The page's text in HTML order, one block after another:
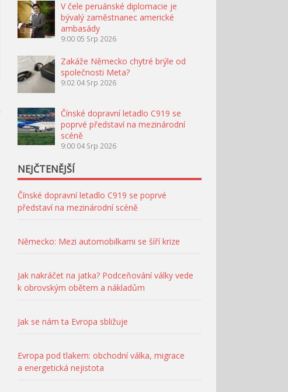
V čele peruánské diplomacie je
bývalý zaměstnanec americké
ambasády
9:00 05 Srp 2026
Zakáže Německo chytré brýle od
společnosti Meta?
9:02 04 Srp 2026
Čínské dopravní letadlo C919 se
poprvé představí na mezinárodní
scéně
9:00 04 Srp 2026
NEJČTENĚJŠÍ
Čínské dopravní letadlo C919 se poprvé
představí na mezinárodní scéně
Německo: Mezi automobilkami se šíří krize
Jak nakráčet na jatka? Podceňování války vede
k obrovským obětem a nákladům
Jak se nám ta Evropa sbližuje
Evropa pod tlakem: obchodní válka, migrace
a energetická nejistota